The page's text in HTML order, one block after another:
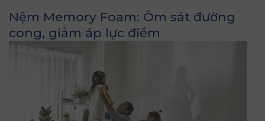
Nệm Memory Foam: Ôm sát đường
cong, giảm áp lực điểm